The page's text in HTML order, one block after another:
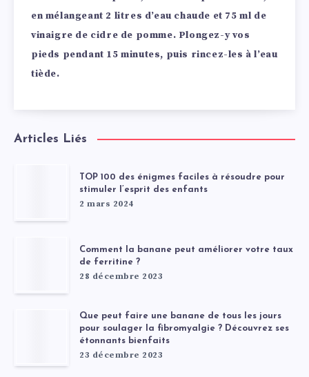
en mélangeant 2 litres d’eau chaude et 75 ml de
vinaigre de cidre de pomme. Plongez-y vos
pieds pendant 15 minutes, puis rincez-les à l’eau
tiède.
Articles Liés
TOP 100 des énigmes faciles à résoudre pour
stimuler l’esprit des enfants
2 mars 2024
Comment la banane peut améliorer votre taux
de ferritine ?
28 décembre 2023
Que peut faire une banane de tous les jours
pour soulager la fibromyalgie ? Découvrez ses
étonnants bienfaits
23 décembre 2023